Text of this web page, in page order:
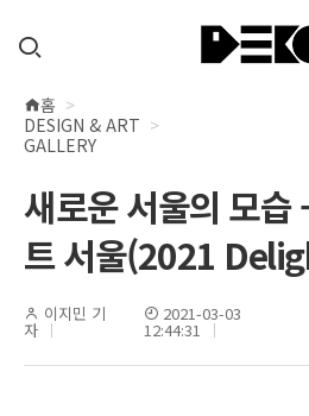
현
재
치
홈
DESIGN & ART
GALLERY
새로운 서울의 모습
트 서울(2021
이지민 기
자
2021-03-03
12:44:31